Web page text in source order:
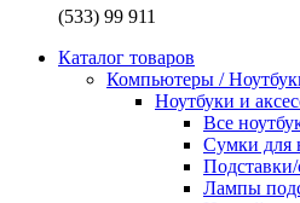
(533) 99 911
Каталог товаров
Компьютеры /
Ноутбуки и
Все
Сумки для
Лампы